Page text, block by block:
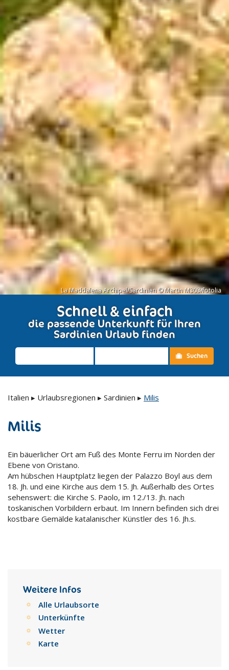
La Maddalena Archipel/Sardinien © Martin M303/fotolia
Schnell & einfach
die passende Unterkunft für Ihren
Sardinien Urlaub finden
Suchen
Italien ▸ Urlaubsregionen ▸ Sardinien ▸ Milis
Milis
Ein bäuerlicher Ort am Fuß des Monte Ferru im Norden der
Ebene von Oristano.
Am hübschen Hauptplatz liegen der Palazzo Boyl aus dem
18. Jh. und eine Kirche aus dem 15. Jh. Außerhalb des Ortes
sehenswert: die Kirche S. Paolo, im 12./13. Jh. nach
toskanischen Vorbildern erbaut. Im Innern befinden sich drei
kostbare Gemälde katalanischer Künstler des 16. Jh.s.
Weitere Infos
Alle Urlaubsorte
Unterkünfte
Wetter
Karte